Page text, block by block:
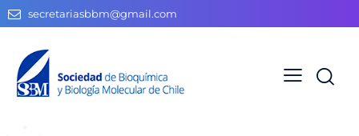
secretariasbbm@gmail.com